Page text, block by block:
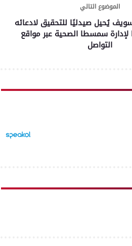
الموضوع التالي
يُحيل صيدليًا للتحقيق لادعائه
لإدارة سمسطا الصحية عبر مواقع
التواصل